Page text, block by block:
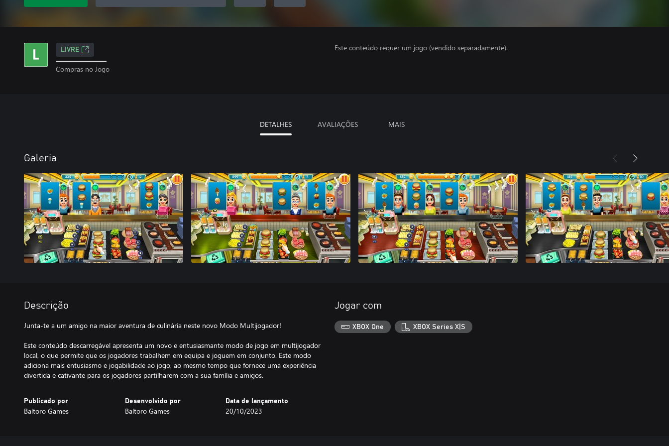
LIVRE
Compras no Jogo
Este conteúdo requer um jogo (vendido separadamente).
DETALHES AVALIAÇÕES MAIS
Galeria
Descrição
Junta-te a um amigo na maior aventura de culinária neste novo Modo Multijogador!
Este conteúdo descarregável apresenta um novo e entusiasmante modo de jogo em multijogador
local, o que permite que os jogadores trabalhem em equipa e joguem em conjunto. Este modo
adiciona mais entusiasmo e jogabilidade ao jogo, ao mesmo tempo que fornece uma experiência
divertida e cativante para os jogadores partilharem com a sua família e amigos.
Publicado por
Baltoro Games
Desenvolvido por
Baltoro Games
Data de lançamento
20/10/2023
Jogar com
XBOX One XBOX Series X|S